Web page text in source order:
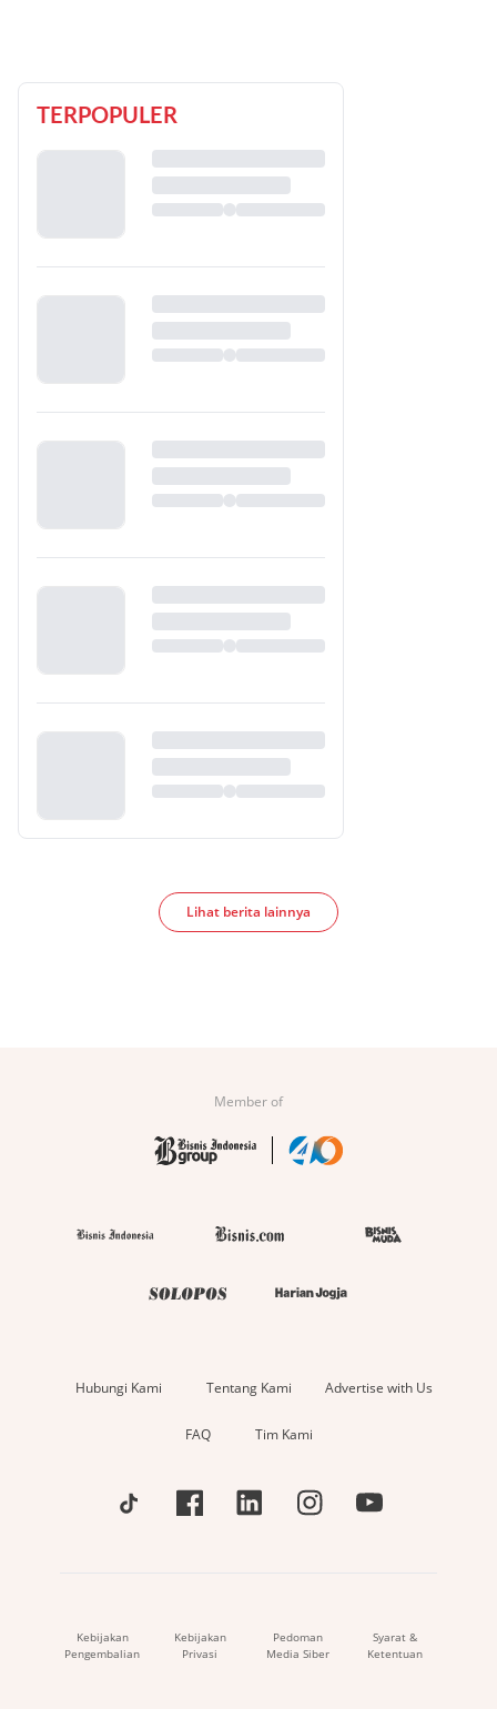
TERPOPULER
Lihat berita lainnya
Member of
Hubungi Kami Tentang Kami Advertise with Us
FAQ Tim Kami
Kebijakan
Pengembalian
Kebijakan
Privasi
Pedoman
Media Siber
Syarat &
Ketentuan